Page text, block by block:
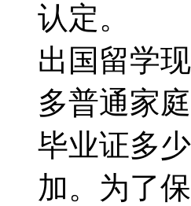
认定。
出国留学
多普通家
毕业证多
加。为了